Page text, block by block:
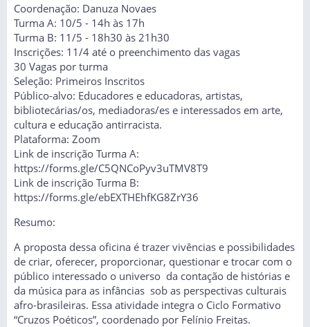
Coordenação: Danuza Novaes
Turma A: 10/5 - 14h às 17h
Turma B: 11/5 - 18h30 às 21h30
Inscrições: 11/4 até o preenchimento das vagas
30 Vagas por turma
Seleção: Primeiros Inscritos
Público-alvo: Educadores e educadoras, artistas,
bibliotecárias/os, mediadoras/es e interessados em arte,
cultura e educação antirracista.
Plataforma: Zoom
Link de inscrição Turma A:
https://forms.gle/C5QNCoPyv3uTMV8T9
Link de inscrição Turma B:
https://forms.gle/ebEXTHEhfKG8ZrY36
Resumo:
A proposta dessa oficina é trazer vivências e possibilidades
de criar, oferecer, proporcionar, questionar e trocar com o
público interessado o universo da contação de histórias e
da música para as infâncias sob as perspectivas culturais
afro-brasileiras. Essa atividade integra o Ciclo Formativo
“Cruzos Poéticos”, coordenado por Felínio Freitas.